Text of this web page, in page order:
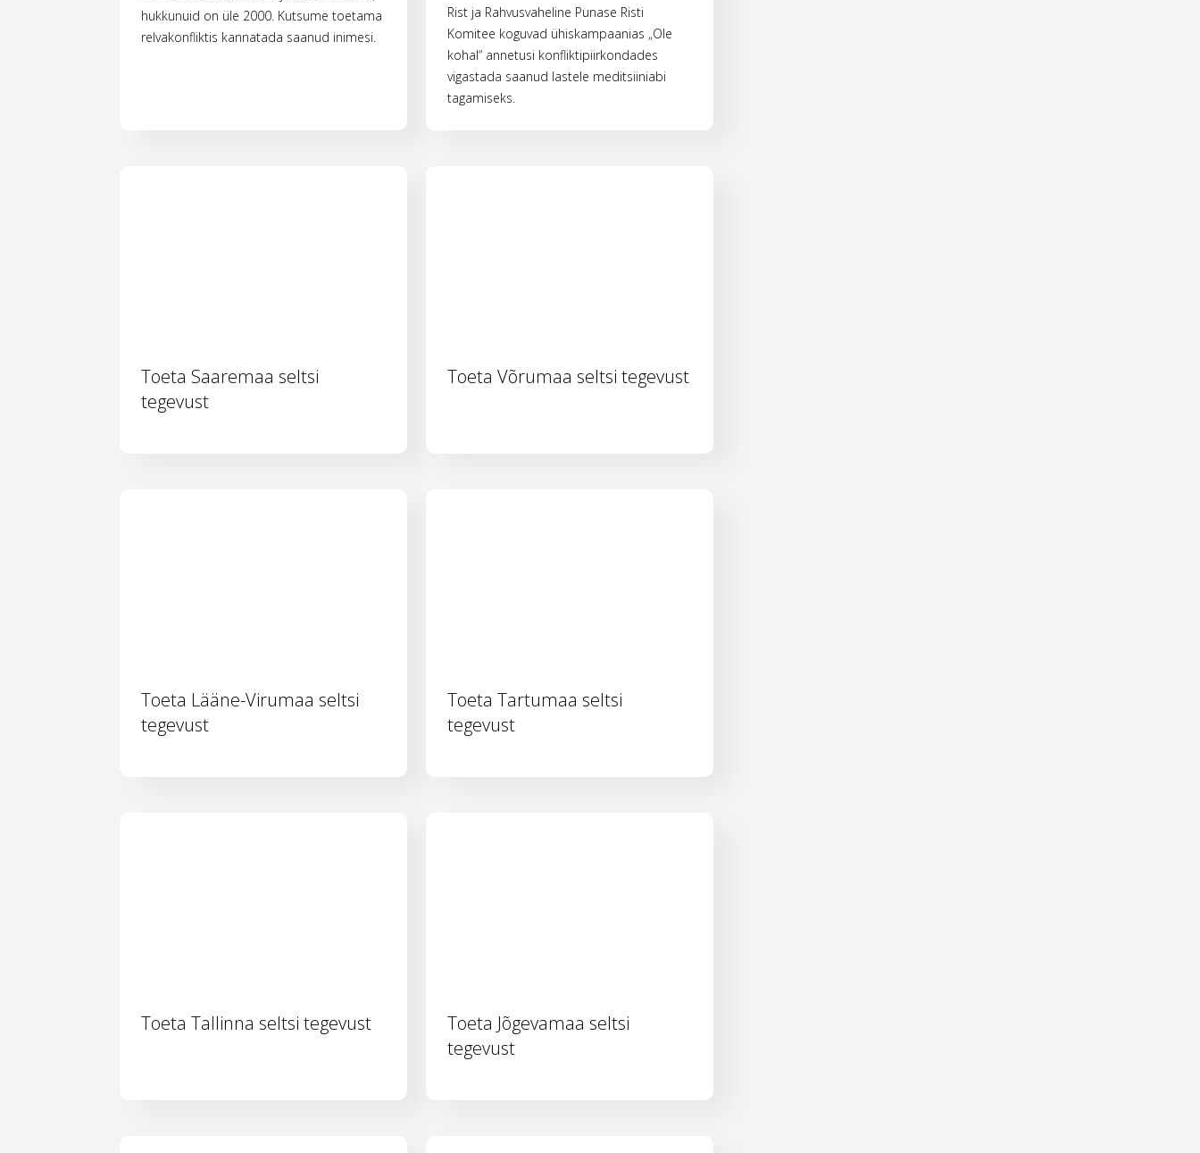
hukkunuid on üle 2000. Kutsume toetama
relvakonfliktis kannatada saanud inimesi.
Rist ja Rahvusvaheline Punase Risti
Komitee koguvad ühiskampaanias „Ole
kohal“ annetusi konfliktipiirkondades
vigastada saanud lastele meditsiiniabi
tagamiseks.
Toeta Saaremaa seltsi
tegevust
Toeta Võrumaa seltsi tegevust
Toeta Lääne-Virumaa seltsi
tegevust
Toeta Tartumaa seltsi
tegevust
Toeta Tallinna seltsi tegevust
Toeta Jõgevamaa seltsi
tegevust